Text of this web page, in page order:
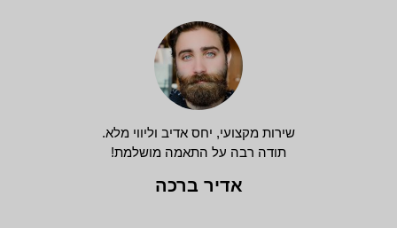
שירות מקצועי, יחס אדיב וליווי מלא.
תודה רבה על התאמה מושלמת!
אדיר ברכה